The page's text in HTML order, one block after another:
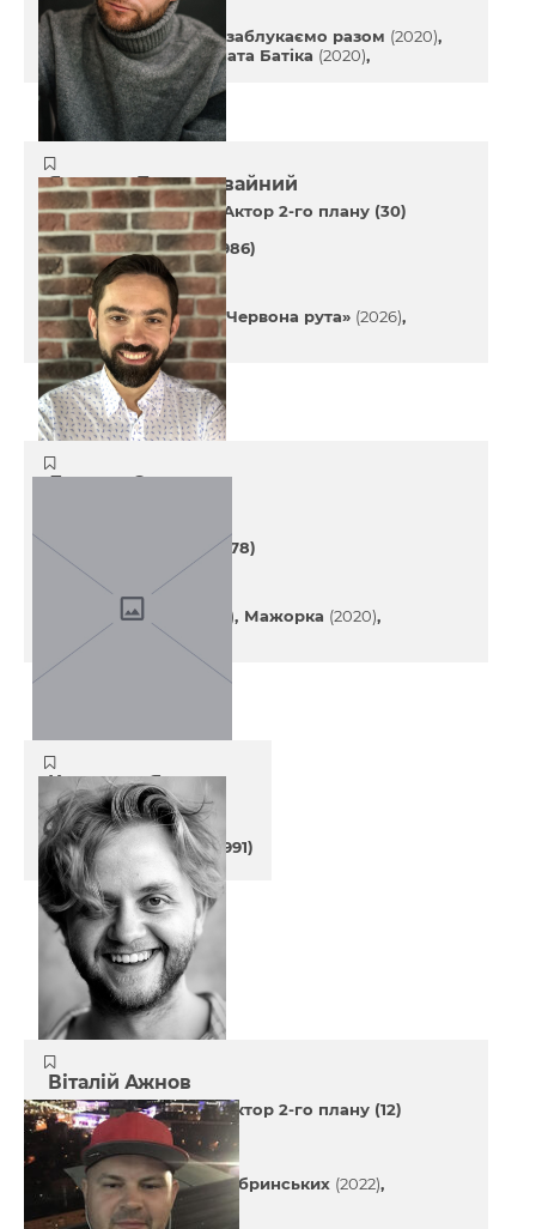
Останні проекти
Ми більше ніколи не заблукаємо разом (2020)
Суперник(2020) Кімната Батіка (2020)
Ярослав Безкоровайний
Актор 1-го плану (8) Актор 2-го плану (30)
40 років(08 травня 1986)
Останні проекти
Хатник(2027) Потяг «Червона рута» (2026)
Песики(2025)
Дмитро Суханов
48 років
(30 червня 1978)
Останні проекти
Медовий місяць
(2024) Мажорка (2020)
Мої думки тихі
Катерина Янюк
Лінійна продюсерка
34 років(06 жовтня 1991)
Віталій Ажнов
Актор 1-го плану (8) Актор 2-го плану (12)
Останні проекти
Малевич(2024) Дім Бобринських (2022)
Ангели 2(2021)